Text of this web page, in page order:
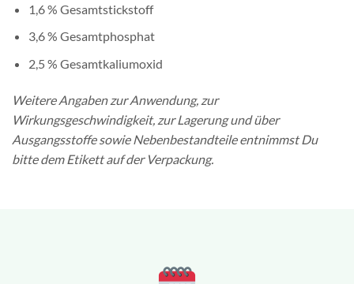
1,6 % Gesamtstickstoff
3,6 % Gesamtphosphat
2,5 % Gesamtkaliumoxid
Weitere Angaben zur Anwendung, zur
Wirkungsgeschwindigkeit, zur Lagerung und über
Ausgangsstoffe sowie Nebenbestandteile entnimmst Du
bitte dem Etikett auf der Verpackung.